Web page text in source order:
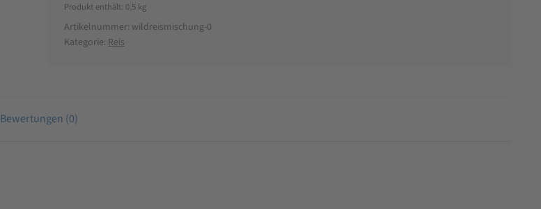
Produkt enthält: 0,5 kg
Artikelnummer: wildreismischung-0
Kategorie: Reis
Bewertungen (0)